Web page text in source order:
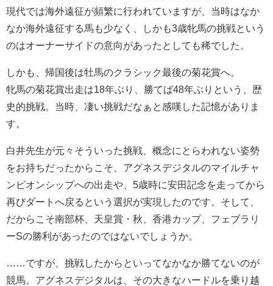
現代では海外遠征が頻繁に行われていますが、当時はなか
なか海外遠征する馬も少なく、しかも3歳牝馬の挑戦という
のはオーナーサイドの意向があったとしても稀でした。
しかも、帰国後は牡馬のクラシック最後の菊花賞へ。
牝馬の菊花賞出走は18年ぶり、勝てば48年ぶりという、歴
史的挑戦。当時、凄い挑戦だなぁと感嘆した記憶がありま
す。
白井先生が元々そういった挑戦、概念にとらわれない姿勢
をお持ちだったからこそ、アグネスデジタルのマイルチャ
ンピオンシップへの出走や、5歳時に安田記念を走ってから
再びダートへ戻るという選択が実現したのです。そして、
だからこそ南部杯、天皇賞・秋、香港カップ、フェブラリ
ーSの勝利があったのではないでしょうか。
……ですが、挑戦したからといってなかなか勝てないのが
競馬。アグネスデジタルは、その大きなハードルを乗り越